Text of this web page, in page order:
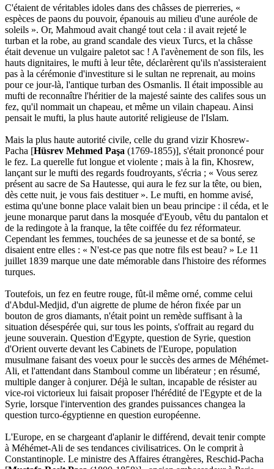
C'étaient de véritables idoles dans des châsses de pierreries, «
espèces de paons du pouvoir, épanouis au milieu d'une auréole de
soleils ». Or, Mahmoud avait changé tout cela : il avait rejeté le
turban et la robe, au grand scandale des vieux Turcs, et la châsse
était devenue un vulgaire paletot sac ! A l'avènement de son fils, les
hauts dignitaires, le mufti à leur tête, déclarèrent qu'ils n'assisteraient
pas à la cérémonie d'investiture si le sultan ne reprenait, au moins
pour ce jour-là, l'antique turban des Osmanlis. Il était impossible au
mufti de reconnaître l'héritier de la majesté sainte des califes sous un
fez, qu'il nommait un chapeau, et même un vilain chapeau. Ainsi
pensait le mufti, la plus haute autorité religieuse de l'Islam.
Mais la plus haute autorité civile, celle du grand vizir Khosrew-
Pacha [Hüsrev Mehmed Paşa (1769-1855)], s'était prononcé pour
le fez. La querelle fut longue et violente ; mais à la fin, Khosrew,
lançant sur le mufti des regards foudroyants, s'écria ; « Vous serez
présent au sacre de Sa Hautesse, qui aura le fez sur la tête, ou bien,
dès cette nuit, je vous fais destituer ». Le mufti, en homme avisé,
estima qu'une bonne place valait bien un beau principe : il céda, et le
jeune monarque parut dans la mosquée d'Eyoub, vêtu du pantalon et
de la redingote à la franque, la tête coiffée du fez réformateur.
Cependant les femmes, touchées de sa jeunesse et de sa bonté, se
disaient entre elles : « N'est-ce pas que notre fils est beau? » Le 11
juillet 1839 marque une date mémorable dans l'histoire des réformes
turques.
Toutefois, un fez en feutre rouge, fût-il même orné, comme celui
d'Abdul-Medjid, d'un aigrette de plume de héron fixée par un
bouton de gros diamants, n'était point un remède suffisant à la
situation désespérée qui, sur tous les points, s'offrait au regard du
jeune souverain. Question d'Egypte, question de Syrie, question
d'Orient ouverte devant les Cabinets de l'Europe, population
musulmane faisant des voeux pour le succès des armes de Méhémet-
Ali, et l'attendant dans Stamboul comme un libérateur ; en résumé,
multiple danger à conjurer. Déjà le sultan, incapable de résister au
vice-roi victorieux lui faisait proposer l'hérédité de l'Egypte et de la
Syrie, lorsque l'intervention des grandes puissances changea la
question turco-égyptienne en question européenne.
L'Europe, en se chargeant d'aplanir le différend, devait tenir compte
à Méhémet-Ali de ses tendances civilisatrices. On le comprit à
Constantinople. Le ministre des Affaires étrangères, Reschid-Pacha